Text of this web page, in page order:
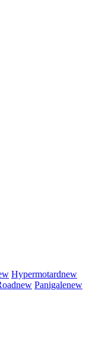
Hypermotardnew
new Panigalenew